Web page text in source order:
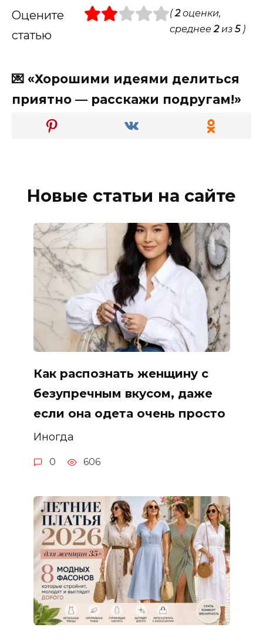
Оцените
статью
(2оценки,
среднее2из 5)
💌 «Хорошими идеями делиться
приятно — расскажи подругам!»
Новые статьи на сайте
Как распознать женщину с
безупречным вкусом, даже
если она одета очень просто
Иногда
0 606